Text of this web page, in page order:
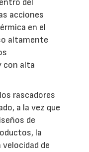
del
acciones
en el
altamente
con alta
rascadores
a la vez que
de
la
velocidad de